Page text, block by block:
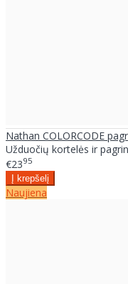
Nathan COLORCODE
Užduočių kortelės ir
€2395
Naujiena